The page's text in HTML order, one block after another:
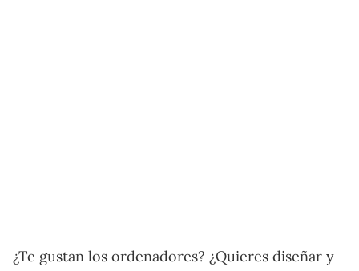
¿Te gustan los ordenadores? ¿Quieres diseñar y